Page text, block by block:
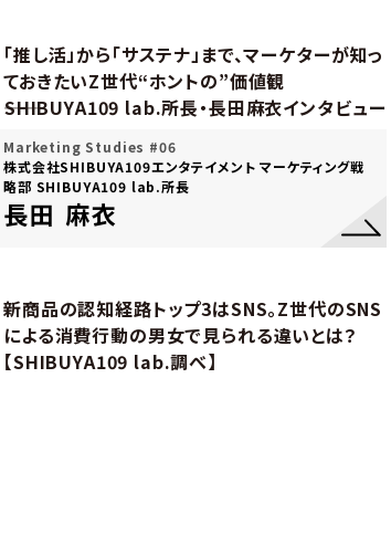
「推し活」から「サステナ」まで、マーケターが知っ
ておきたいZ世代“ホントの”価値観
――SHIBUYA109 lab.所長・長田麻衣インタビュー
Marketing Studies #06
株式会社SHIBUYA109エンタテイメント マーケティング戦
略部 SHIBUYA109 lab.所長
長田 麻衣
新商品の認知経路トップ3はSNS。Z世代のSNS
による消費行動の男女で見られる違いとは？
【SHIBUYA109 lab.調べ】